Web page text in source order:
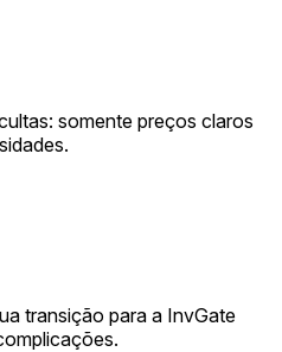
somente preços claros
transição para a InvGate